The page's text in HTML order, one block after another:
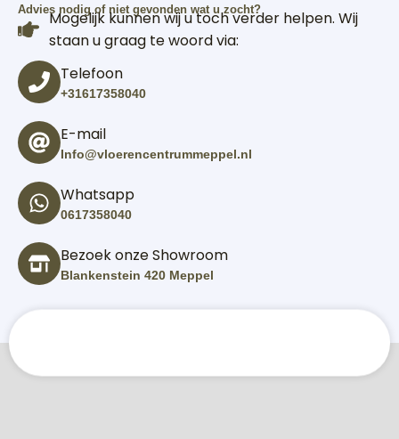
Advies nodig of niet gevonden wat u zocht?
Mogelijk kunnen wij u toch verder helpen. Wij
staan u graag te woord via:
Telefoon
+31617358040
E-mail
Info@vloerencentrummeppel.nl
Whatsapp
0617358040
Bezoek onze Showroom
Blankenstein 420 Meppel